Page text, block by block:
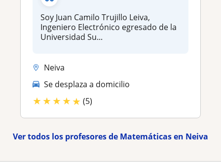
​Soy Juan Camilo Trujillo Leiva,
Ingeniero Electrónico egresado de la
Universidad Su...
Neiva
Se desplaza a domicilio
★★★★★ (5)
Ver todos los profesores de Matemáticas en Neiva